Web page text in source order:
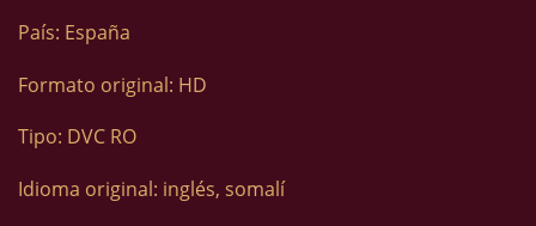
País: España
Formato original: HD
Tipo: DVC RO
Idioma original: inglés, somalí